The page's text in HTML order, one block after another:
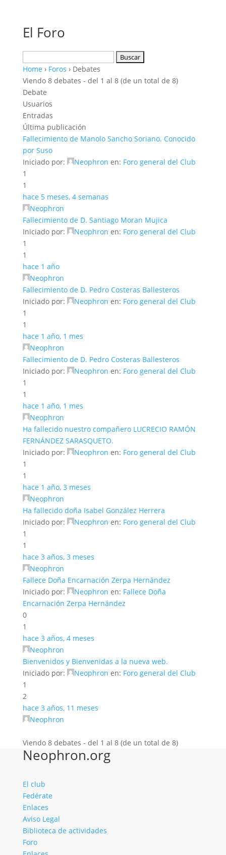
El Foro
Home › Foros › Debates
Viendo 8 debates - del 1 al 8 (de un total de 8)
Debate
Usuarios
Entradas
Última publicación
Fallecimiento de Manolo Sancho Soriano. Conocido
por Suso
Iniciado por:
Neophron en: Foro general del Club
1
1
hace 5 meses, 4 semanas
Neophron
Fallecimiento de D. Santiago Moran Mujica
Iniciado por:
Neophron en: Foro general del Club
1
1
hace 1 año
Neophron
Fallecimiento de D. Pedro Costeras Ballesteros
Iniciado por:
Neophron en: Foro general del Club
1
1
hace 1 año, 1 mes
Neophron
Fallecimiento de D. Pedro Costeras Ballesteros
Iniciado por:
Neophron en: Foro general del Club
1
1
hace 1 año, 1 mes
Neophron
Ha fallecido nuestro compañero LUCRECIO RAMÓN
FERNÁNDEZ SARASQUETO.
Iniciado por:
Neophron en: Foro general del Club
1
1
hace 1 año, 3 meses
Neophron
Ha fallecido doña Isabel González Herrera
Iniciado por:
Neophron en: Foro general del Club
1
1
hace 3 años, 3 meses
Neophron
Fallece Doña Encarnación Zerpa Hernández
Iniciado por:
Neophron en: Fallece Doña
Encarnación Zerpa Hernández
0
1
hace 3 años, 4 meses
Neophron
Bienvenidos y Bienvenidas a la nueva web.
Iniciado por:
Neophron en: Foro general del Club
1
2
hace 3 años, 11 meses
Neophron
Viendo 8 debates - del 1 al 8 (de un total de 8)
Neophron.org
El club
Fedérate
Enlaces
Aviso Legal
Biblioteca de actividades
Foro